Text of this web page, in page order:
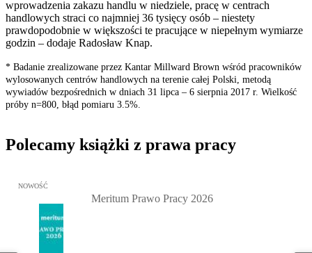
wprowadzenia zakazu handlu w niedziele, pracę w centrach
handlowych straci co najmniej 36 tysięcy osób – niestety
prawdopodobnie w większości te pracujące w niepełnym wymiarze
godzin – dodaje Radosław Knap.
* Badanie zrealizowane przez Kantar Millward Brown wśród pracowników
wylosowanych centrów handlowych na terenie całej Polski, metodą
wywiadów bezpośrednich w dniach 31 lipca – 6 sierpnia 2017 r. Wielkość
próby n=800, błąd pomiaru 3.5%.
Polecamy książki z prawa pracy
Przejdź do: Meritum Prawo Pracy 2026, Kazimierz Jaśkowski -
NOWOŚĆ
Meritum Prawo Pracy 2026